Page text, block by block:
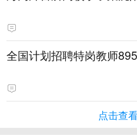
全国计划招聘特岗教师
点击查